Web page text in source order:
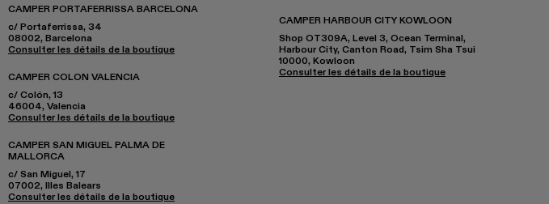
CAMPER PORTAFERRISSA BARCELONA
c/ Portaferrissa, 34
08002, Barcelona
Consulter les détails de la boutique
CAMPER COLON VALENCIA
c/ Colón, 13
46004, Valencia
Consulter les détails de la boutique
CAMPER SAN MIGUEL PALMA DE
MALLORCA
c/ San Miguel, 17
07002, Illes Balears
Consulter les détails de la boutique
CAMPER HARBOUR CITY KOWLOON
Shop OT309A, Level 3, Ocean Terminal,
Harbour City, Canton Road, Tsim Sha Tsui
10000, Kowloon
Consulter les détails de la boutique